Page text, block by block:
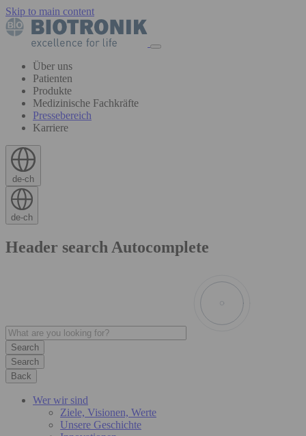
Skip to main content
Über uns
Patienten
Produkte
Medizinische Fachkräfte
Pressebereich
Karriere
de-ch
de-ch
Header search Autocomplete
Search
Back
Wer wir sind
Ziele, Visionen, Werte
Unsere Geschichte